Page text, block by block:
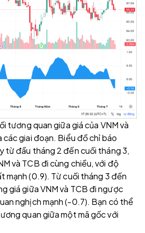
tương quan giữa giá của VNM và
giai đoạn. Biểu đồ chỉ báo
từ đầu tháng 2 đến cuối tháng 3,
và TCB đi cùng chiều, với độ
mạnh (0.9). Từ cuối tháng 3 đến
giá giữa VNM và TCB đi ngược
nghịch mạnh (-0.7). Bạn có thể
quan giữa một mã gốc với